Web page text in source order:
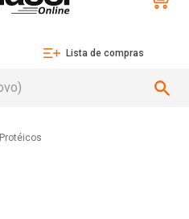
Lista de compras
Protéicos